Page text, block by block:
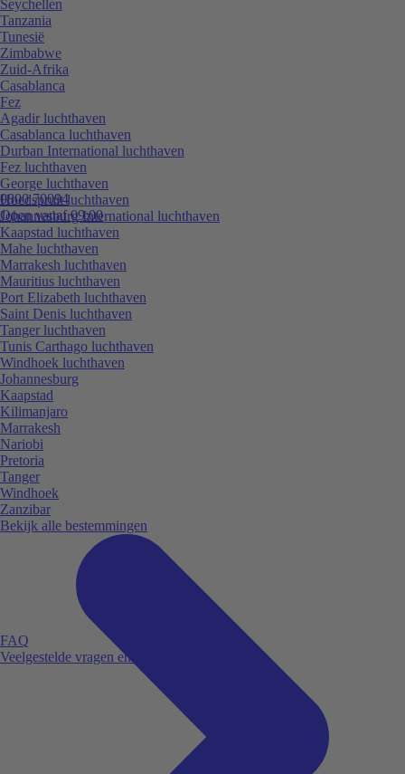
0800 70094
Open vanaf 09:00
FAQ
Veelgestelde vragen en antwoorden.
Seychellen
Tanzania
Tunesië
Zimbabwe
Zuid-Afrika
Casablanca
Fez
Agadir luchthaven
Casablanca luchthaven
Durban International luchthaven
Fez luchthaven
George luchthaven
Hoedspruit luchthaven
Johannesburg International luchthaven
Kaapstad luchthaven
Mahe luchthaven
Marrakesh luchthaven
Mauritius luchthaven
Port Elizabeth luchthaven
Saint Denis luchthaven
Tanger luchthaven
Tunis Carthago luchthaven
Windhoek luchthaven
Johannesburg
Kaapstad
Kilimanjaro
Marrakesh
Nariobi
Pretoria
Tanger
Windhoek
Zanzibar
Bekijk alle bestemmingen